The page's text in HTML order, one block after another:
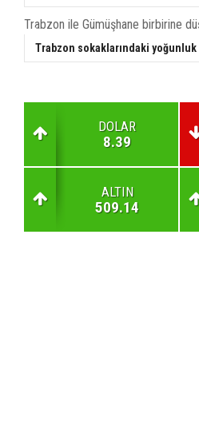
Trabzon ile Gümüşhane birbirine
Trabzon sokaklarındaki
DOLAR
8.39
ALTIN
509.14